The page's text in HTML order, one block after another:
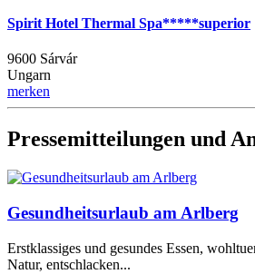
Spirit Hotel Thermal Spa*****superior
9600 Sárvár
Ungarn
merken
Pressemitteilungen und
Gesundheitsurlaub am Arlberg
Erstklassiges und gesundes Essen,
Natur, entschlacken...